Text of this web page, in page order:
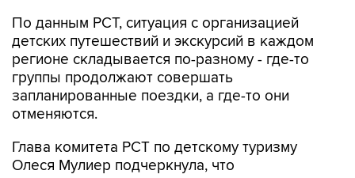
По данным РСТ, ситуация с организацией
детских путешествий и экскурсий в каждом
регионе складывается по-разному - где-то
группы продолжают совершать
запланированные поездки, а где-то они
отменяются.
Глава комитета РСТ по детскому туризму
Олеся Мулиер подчеркнула, что